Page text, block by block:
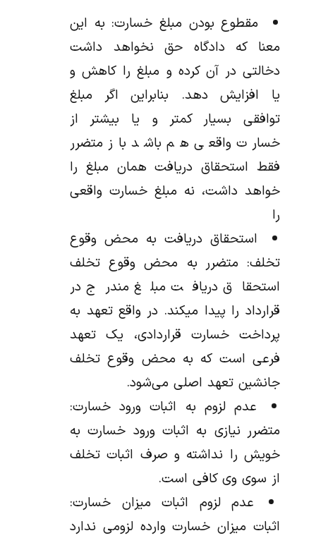
مقطوع بودن مبلغ خسارت: به این
معنا که دادگاه حق نخواهد داشت
دخالتی در آن کرده و مبلغ را کاهش و
یا افزایش دهد. بنابراین اگر مبلغ
توافقی بسیار کمتر و یا بیشتر از
خسارت واقعی هم باشد باز متضرر
فقط استحقاق دریافت همان مبلغ را
خواهد داشت، نه مبلغ خسارت واقعی
را
استحقاق دریافت به محض وقوع
تخلف: متضرر به محض وقوع تخلف
استحقاق دریافت مبلغ مندرج در
قرارداد را پیدا میکند. در واقع تعهد به
پرداخت خسارت قراردادی، یک تعهد
فرعی است که به محض وقوع تخلف
جانشین تعهد اصلی می‌شود.
عدم لزوم به اثبات ورود خسارت:
متضرر نیازی به اثبات ورود خسارت به
خویش را نداشته و صرف اثبات تخلف
از سوی وی کافی است.
عدم لزوم اثبات میزان خسارت:
اثبات میزان خسارت وارده لزومی ندارد